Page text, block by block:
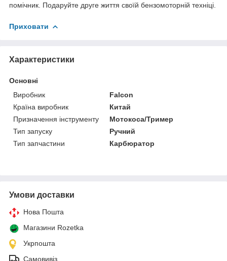
помічник. Подаруйте друге життя своїй бензомоторній техніці.
Приховати
Характеристики
Основні
Виробник
Falcon
Країна виробник
Китай
Призначення інструменту
Мотокоса/Тример
Тип запуску
Ручний
Тип запчастини
Карбюратор
Умови доставки
Нова Пошта
Магазини Rozetka
Укрпошта
Самовивіз